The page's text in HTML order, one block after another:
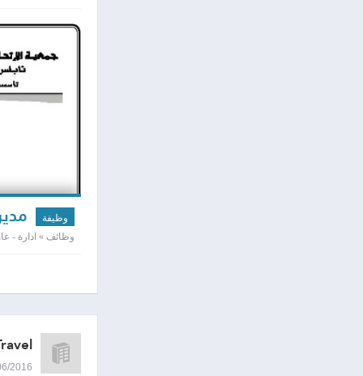
وظيفة
وظائف » ادارة -
30/06/2016